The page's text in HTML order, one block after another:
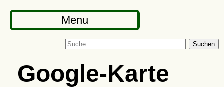
Menu
Suchen
Google-Karte